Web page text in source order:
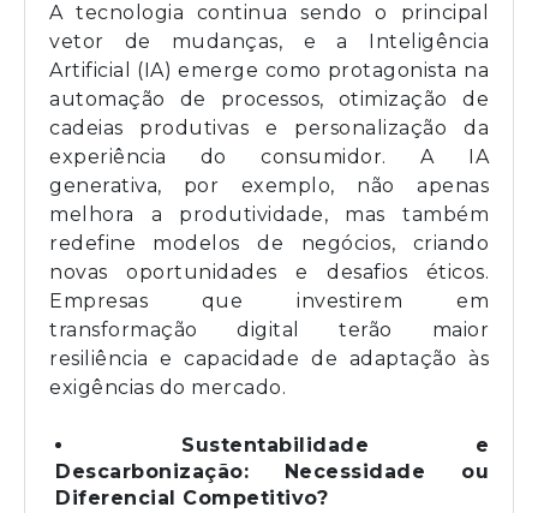
A tecnologia continua sendo o principal
vetor de mudanças, e a Inteligência
Artificial (IA) emerge como protagonista na
automação de processos, otimização de
cadeias produtivas e personalização da
experiência do consumidor. A IA
generativa, por exemplo, não apenas
melhora a produtividade, mas também
redefine modelos de negócios, criando
novas oportunidades e desafios éticos.
Empresas que investirem em
transformação digital terão maior
resiliência e capacidade de adaptação às
exigências do mercado.
Sustentabilidade e
Descarbonização: Necessidade ou
Diferencial Competitivo?